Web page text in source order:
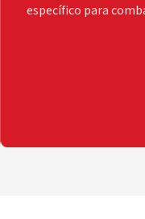
específico para